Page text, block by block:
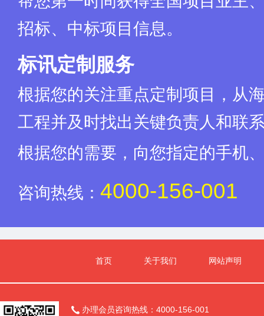
招标、中标项目信息。
标讯定制服务
根据您的关注重点定制项目，从
工程并及时找出关键负责人和联
根据您的需要，向您指定的手机
咨询热线： 4000-156-001
首页 关于我们 网站声明
 办理会员咨询热线：4000-156-001